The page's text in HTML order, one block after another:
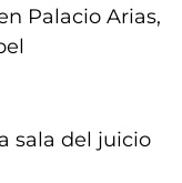
Palacio Arias,
sala del juicio